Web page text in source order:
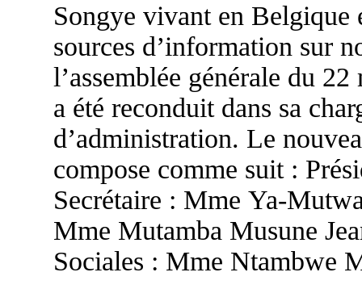
Songye vivant en Belgique
sources d’information sur
l’assemblée générale du
a été reconduit dans sa
d’administration. Le
compose comme suit :
Secrétaire : Mme Ya-
Mme Mutamba Musune
Sociales : Mme Ntambwe